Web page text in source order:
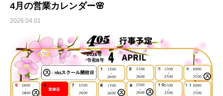
4月の営業カレンダー🌸
2026.04.01